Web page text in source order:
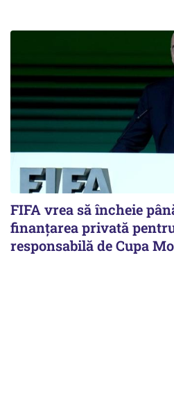
FIFA vrea să încheie
finanțarea privată
responsabilă de Cupa